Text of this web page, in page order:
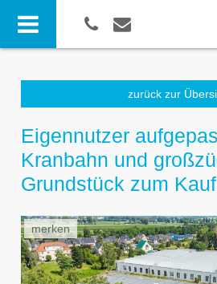
zurück zur
Eigennutzer
Kranbahn und
Grundstück zum
merken